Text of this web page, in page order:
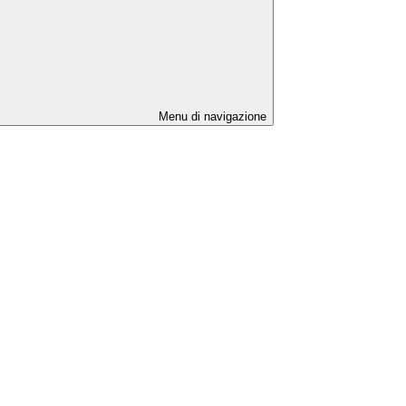
Menu di navigazione